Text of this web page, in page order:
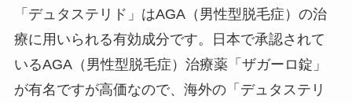
「デュタステリド」はAGA（男性型脱毛症）の治
療に用いられる有効成分です。日本で承認されて
いるAGA（男性型脱毛症）治療薬「ザガーロ錠」
が有名ですが高価なので、海外の「デュタステリ